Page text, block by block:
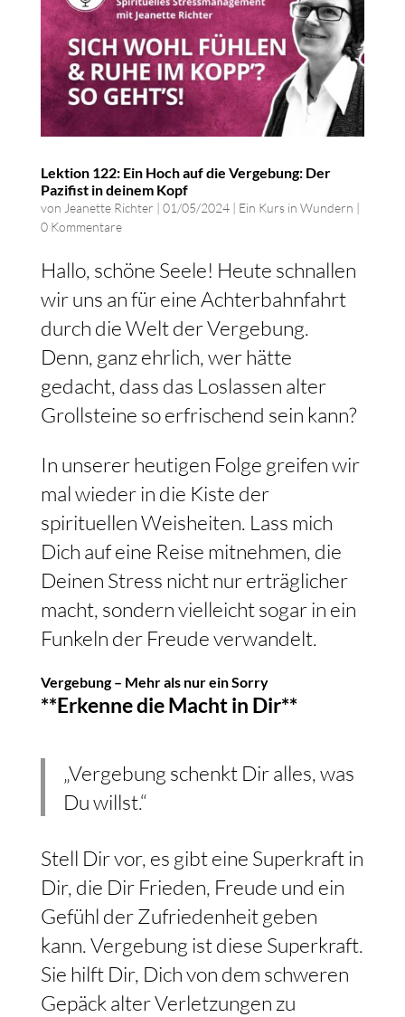
Lektion 122: Ein Hoch auf die Vergebung: Der
Pazifist in deinem Kopf
von Jeanette Richter | 01/05/2024| Ein Kurs in Wundern |
0 Kommentare
Hallo, schöne Seele! Heute schnallen
wir uns an für eine Achterbahnfahrt
durch die Welt der Vergebung.
Denn, ganz ehrlich, wer hätte
gedacht, dass das Loslassen alter
Grollsteine so erfrischend sein kann?
In unserer heutigen Folge greifen wir
mal wieder in die Kiste der
spirituellen Weisheiten. Lass mich
Dich auf eine Reise mitnehmen, die
Deinen Stress nicht nur erträglicher
macht, sondern vielleicht sogar in ein
Funkeln der Freude verwandelt.
Vergebung – Mehr als nur ein Sorry
**Erkenne die Macht in Dir**
„Vergebung schenkt Dir alles, was
Du willst.“
Stell Dir vor, es gibt eine Superkraft in
Dir, die Dir Frieden, Freude und ein
Gefühl der Zufriedenheit geben
kann. Vergebung ist diese Superkraft.
Sie hilft Dir, Dich von dem schweren
Gepäck alter Verletzungen zu